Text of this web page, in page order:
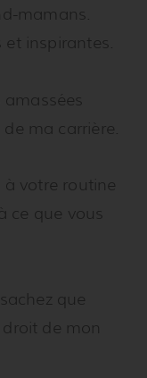
mamans.
et inspirantes.
amassées
ma carrière.
à votre routine
ce que vous
que
de mon